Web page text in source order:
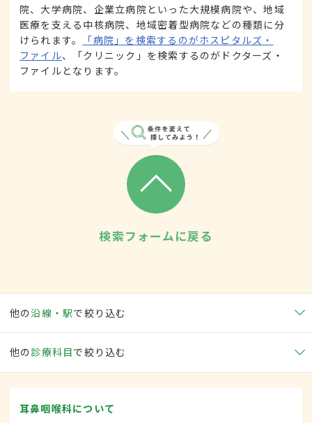
院、大学病院、企業立病院といった大規模病院や、地域
医療を支える中核病院、地域密着型病院などの種類に分
けられます。
「病院」を検索するのがホスピタルズ・
ファイル、「クリニック」を検索するのがドクターズ・
ファイルとなります。
検索フォームに戻る
他の沿線・駅で絞り込む
他の 診療科目で絞り込む
耳鼻咽喉科について